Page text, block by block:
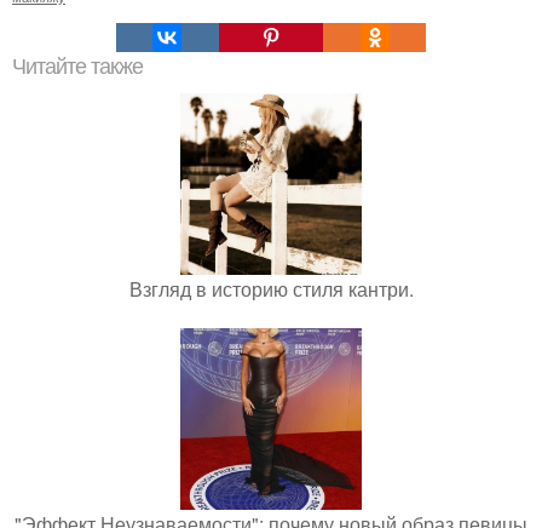
Читайте также
Взгляд в историю стиля кантри.